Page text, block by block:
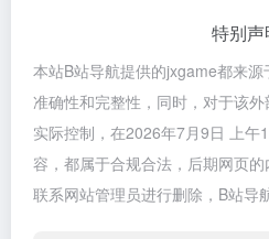
特别声
本站B站导航提供的jxgame都来
准确性和完整性，同时，对于该
实际控制，在2026年7月9日 上午
容，都属于合规合法，后期网页
联系网站管理员进行删除，B站导